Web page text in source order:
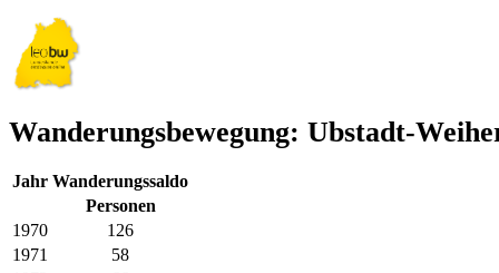
Wanderungsbewegung: Ubstadt-
Jahr Wanderungssaldo
Personen
1970
126
1971
58